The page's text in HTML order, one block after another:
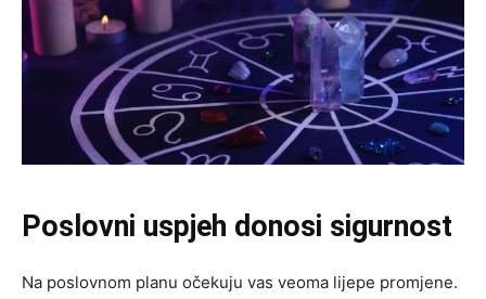
Poslovni uspjeh donosi sigurnost
Na poslovnom planu očekuju vas veoma lijepe promjene.